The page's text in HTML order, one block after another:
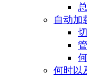
自动加
何时以